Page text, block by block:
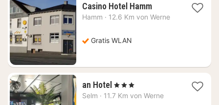
Casino Hotel Hamm1
Nacht
Hamm · 12.6 Km von Werne
Gratis WLAN
an Hotel 1
Nacht
, 3 Sterne
Selm · 11.7 Km von Werne